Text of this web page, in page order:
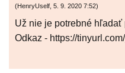
(HenryUself, 5. 9. 2020 7:52)
Už nie je potrebné hľadať
Odkaz - https://